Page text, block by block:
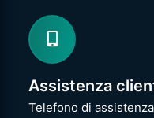
Assistenza
Telefono di